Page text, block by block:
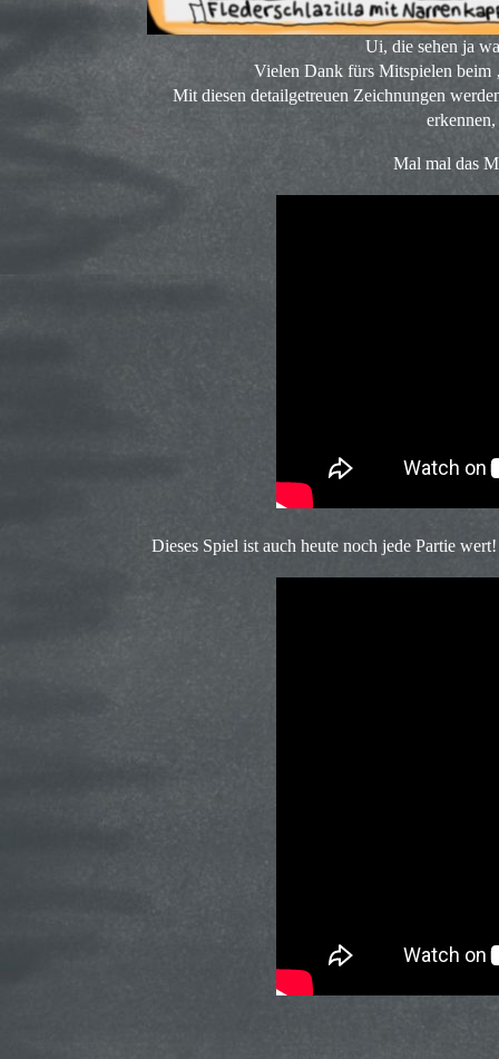
Ui, die sehen ja
Vielen Dank fürs Mitspielen beim
Mit diesen detailgetreuen Zeichnungen
Mal mal das
Dieses Spiel ist auch heute noch jede Partie